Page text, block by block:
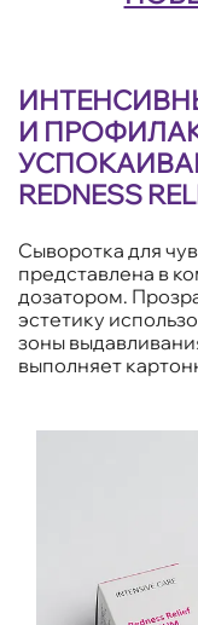
И
REDNESS
Сыворотка для
представлена в
дозатором.
эстетику
зоны
выполняет